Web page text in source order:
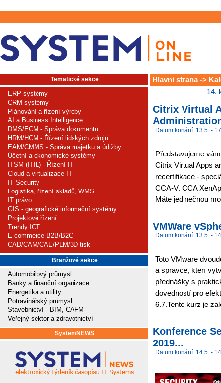
Tematické sekce
ERP systémy
CRM systémy
Plánování a řízení výroby
AI a Business Intelligence
DMS/ECM - Správa dokumentů
HRM/HCM - Řízení lidských zdrojů
EAM/CMMS - Správa majetku a údržby
Účetní a ekonomické systémy
ITSM (ITIL) - Řízení IT
Cloud a virtualizace IT
IT Security
Logistika, řízení skladů, WMS
IT právo
GIS - geografické informační systémy
Projektové řízení
Trendy ICT
E-commerce B2B/B2C
CAD/CAM/CAE/PLM/3D tisk
Branžové sekce
Automobilový průmysl
Banky a finanční organizace
Energetika a utility
Potravinářský průmysl
Stavebnictví - BIM, CAFM
Veřejný sektor a zdravotnictví
SystemNEWS
Hlavní strana->
14.
Citrix Virtual
Datum konání: 13.5. -
Představujeme
Citrix Virtual Apps
recertifikace -
CCA-V, CCA
Máte jedinečnou
VMWare
Datum konání: 13.5. -
Toto VMware
a správce, kteří
přednášky s
dovedností pro
6.7.Tento kurz je
Konference
2019...
Datum konání: 14.5. -